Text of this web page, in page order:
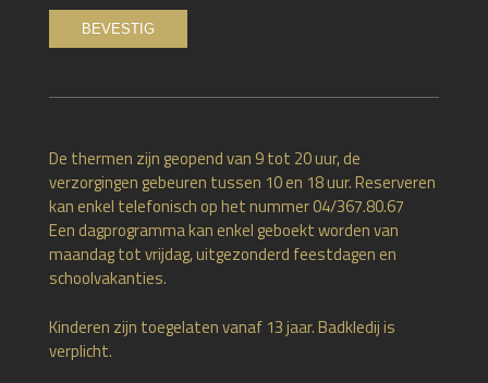
De thermen zijn geopend van 9 tot 20 uur, de
verzorgingen gebeuren tussen 10 en 18 uur. Reserveren
kan enkel telefonisch op het nummer 04/367.80.67
Een dagprogramma kan enkel geboekt worden van
maandag tot vrijdag, uitgezonderd feestdagen en
schoolvakanties.
Kinderen zijn toegelaten vanaf 13 jaar. Badkledij is
verplicht.